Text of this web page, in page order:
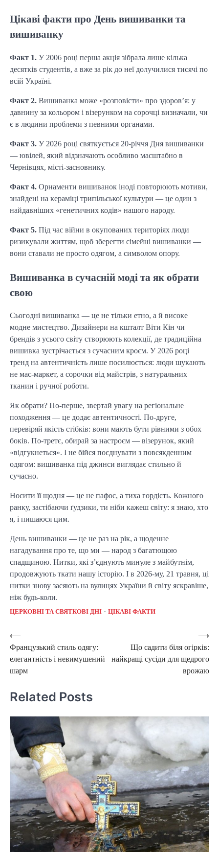
Цікаві факти про День вишиванки та
вишиванку
Факт 1. У 2006 році перша акція зібрала лише кілька
десятків студентів, а вже за рік до неї долучилися тисячі по
всій Україні.
Факт 2. Вишиванка може «розповісти» про здоров’я: у
давнину за кольором і візерунком на сорочці визначали, чи
є в людини проблеми з певними органами.
Факт 3. У 2026 році святкується 20-річчя Дня вишиванки
— ювілей, який відзначають особливо масштабно в
Чернівцях, місті-засновнику.
Факт 4. Орнаменти вишиванок іноді повторюють мотиви,
знайдені на кераміці трипільської культури — це один з
найдавніших «генетичних кодів» нашого народу.
Факт 5. Під час війни в окупованих територіях люди
ризикували життям, щоб зберегти сімейні вишиванки —
вони ставали не просто одягом, а символом опору.
Вишиванка в сучасній моді та як обрати
свою
Сьогодні вишиванка — це не тільки етно, а й високе
модне мистецтво. Дизайнери на кшталт Віти Кін чи
брендів з усього світу створюють колекції, де традиційна
вишивка зустрічається з сучасним кроєм. У 2026 році
тренд на автентичність лише посилюється: люди шукають
не мас-маркет, а сорочки від майстрів, з натуральних
тканин і ручної роботи.
Як обрати? По-перше, звертай увагу на регіональне
походження — це додає автентичності. По-друге,
перевіряй якість стібків: вони мають бути рівними з обох
боків. По-третє, обирай за настроєм — візерунок, який
«відгукнеться». І не бійся поєднувати з повсякденним
одягом: вишиванка під джинси виглядає стильно й
сучасно.
Носити її щодня — це не пафос, а тиха гордість. Кожного
ранку, застібаючи ґудзики, ти ніби кажеш світу: я знаю, хто
я, і пишаюся цим.
День вишиванки — це не раз на рік, а щоденне
нагадування про те, що ми — народ з багатющою
спадщиною. Нитки, які з’єднують минуле з майбутнім,
продовжують ткати нашу історію. І в 2026-му, 21 травня, ці
нитки знову засяють на вулицях України й світу яскравіше,
ніж будь-коли.
ЦЕРКОВНІ ТА СВЯТКОВІ ДНІ ЦІКАВІ ФАКТИ
Post
navigation
⟵
Французький стиль одягу:
елегантність і невимушений
шарм
Що садити біля огірків:
найкращі сусіди для щедрого
врожаю
⟶
Related Posts